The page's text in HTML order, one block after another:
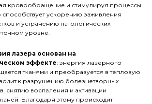
кровообращение и стимулируя процессы
способствует ускорению заживления
и устранению патологических
уровне.
лазера основан на
эффекте: энергия лазерного
тканями и преобразуется в тепловую
к разрушению болезнетворных
снятию воспаления и активации
Благодаря этому происходит